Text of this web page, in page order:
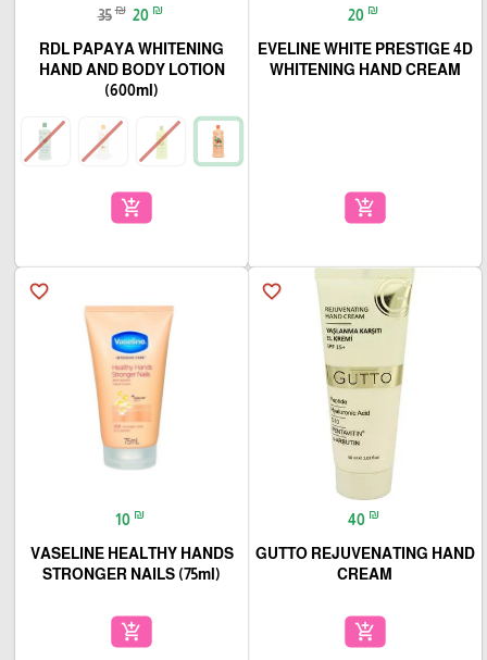
20 ₪
EVELINE WHITE PRESTIGE 4D
WHITENING HAND CREAM
add_shopping_cart
35 ₪ 20 ₪
RDL PAPAYA WHITENING
HAND AND BODY LOTION
(600ml)
add_shopping_cart
favorite_border
40 ₪
GUTTO REJUVENATING HAND
CREAM
add_shopping_cart
favorite_border
10 ₪
VASELINE HEALTHY HANDS
STRONGER NAILS (75ml)
add_shopping_cart